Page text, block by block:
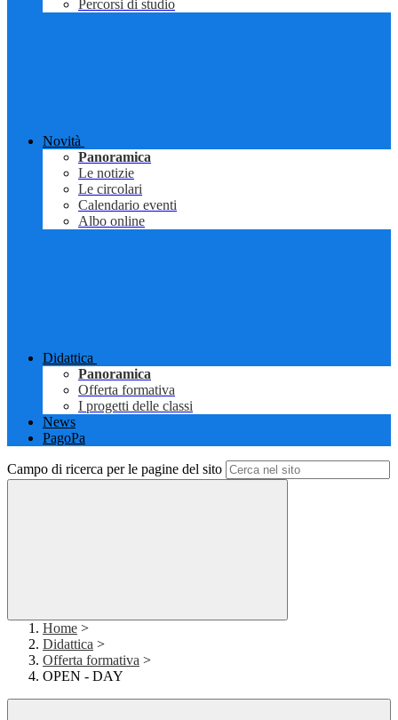
Percorsi di studio
Novità
Panoramica
Le notizie
Le circolari
Calendario eventi
Albo online
Didattica
Panoramica
Offerta formativa
I progetti delle classi
News
PagoPa
Campo di ricerca per le pagine del sito
Home >
Didattica >
Offerta formativa >
OPEN - DAY